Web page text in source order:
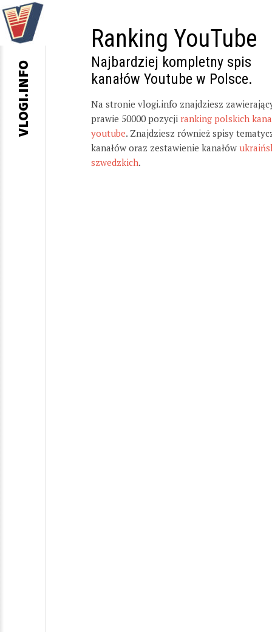
Ranking YouTube
Najbardziej kompletny spis
kanałów Youtube w Polsce.
Na stronie vlogi.info znajdziesz
prawie 50000 pozycji ranking polskich
youtube. Znajdziesz również spisy
kanałów oraz zestawienie kanałów
szwedzkich.
VLOGI.INFO